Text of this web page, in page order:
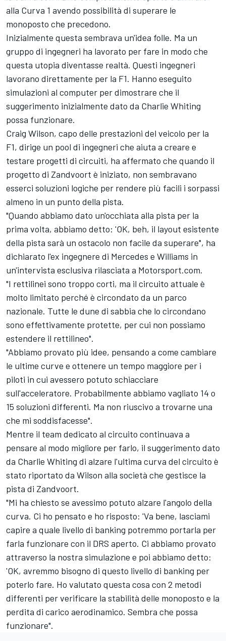
alla Curva 1 avendo possibilità di superare le
monoposto che precedono.
Inizialmente questa sembrava un'idea folle. Ma un
gruppo di ingegneri ha lavorato per fare in modo che
questa utopia diventasse realtà. Questi ingegneri
lavorano direttamente per la F1. Hanno eseguito
simulazioni al computer per dimostrare che il
suggerimento inizialmente dato da Charlie Whiting
possa funzionare.
Craig Wilson, capo delle prestazioni del veicolo per la
F1, dirige un pool di ingegneri che aiuta a creare e
testare progetti di circuiti, ha affermato che quando il
progetto di Zandvoort è iniziato, non sembravano
esserci soluzioni logiche per rendere più facili i sorpassi
almeno in un punto della pista.
"Quando abbiamo dato un'occhiata alla pista per la
prima volta, abbiamo detto: 'OK, beh, il layout esistente
della pista sarà un ostacolo non facile da superare", ha
dichiarato l'ex ingegnere di Mercedes e Williams in
un'intervista esclusiva rilasciata a Motorsport.com.
"I rettilinei sono troppo corti, ma il circuito attuale è
molto limitato perché è circondato da un parco
nazionale. Tutte le dune di sabbia che lo circondano
sono effettivamente protette, per cui non possiamo
estendere il rettilineo".
"Abbiamo provato più idee, pensando a come cambiare
le ultime curve e ottenere un tempo maggiore per i
piloti in cui avessero potuto schiacciare
sull'acceleratore. Probabilmente abbiamo vagliato 14 o
15 soluzioni differenti. Ma non riuscivo a trovarne una
che mi soddisfacesse".
Mentre il team dedicato al circuito continuava a
pensare al modo migliore per farlo, il suggerimento dato
da Charlie Whiting di alzare l'ultima curva del circuito è
stato riportato da Wilson alla società che gestisce la
pista di Zandvoort.
"Mi ha chiesto se avessimo potuto alzare l'angolo della
curva. Ci ho pensato e ho risposto: 'Va bene, lasciami
capire a quale livello di banking potremmo portarla per
farla funzionare con il DRS aperto. Ci abbiamo provato
attraverso la nostra simulazione e poi abbiamo detto:
'OK, avremmo bisogno di questo livello di banking per
poterlo fare. Ho valutato questa cosa con 2 metodi
differenti per verificare la stabilità delle monoposto e la
perdita di carico aerodinamico. Sembra che possa
funzionare".